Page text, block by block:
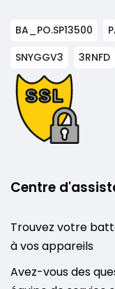
BA_PO.SP13500
SNYGGV3
3RNFD
Centre
Trouvez votre
à vos appareils
Avez-vous des